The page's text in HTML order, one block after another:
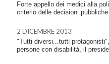
Forte appello dei medici alla
criterio delle decisioni pubbliche
2 DICEMBRE 2013
"Tutti diversi...tutti
persone con disabilità, il